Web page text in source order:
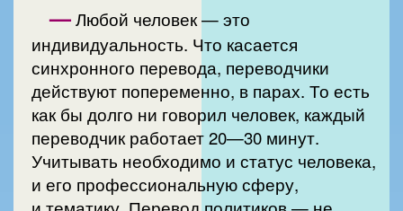
—Любой человек — это
индивидуальность. Что касается
синхронного перевода, переводчики
действуют попеременно, в парах. То есть
как бы долго ни говорил человек, каждый
переводчик работает 20—30 минут.
Учитывать необходимо и статус человека,
и его профессиональную сферу,